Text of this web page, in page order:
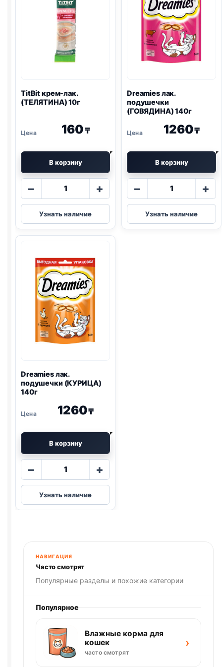
TitBit крем-лак.
(ТЕЛЯТИНА) 10г
160₸
В корзину
−
Количество
TitBit
крем-
лак.
+
Узнать наличие
Dreamiesлак.
подушечки
(ГОВЯДИНА) 140г
1260₸
В корзину
−
Количество
Dreamies
лак.
подушечки
+
Узнать наличие
Dreamiesлак.
подушечки (КУРИЦА)
140г
1260₸
В корзину
−
Количество
Dreamies
лак.
подушечки
+
Узнать наличие
НАВИГАЦИЯ
Часто смотрят
Популярные разделы и похожие категории
Популярное
Влажные корма для
кошек
часто смотрят
›